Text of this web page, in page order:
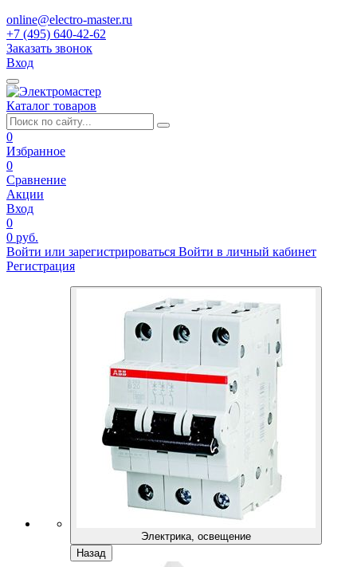
online@electro-master.ru
+7 (495) 640-42-62
Заказать звонок
Вход
Каталог товаров
0
Избранное
0
Сравнение
Акции
Вход
0
0 руб.
Войти или зарегистрироваться Войти в личный кабинет
Регистрация
Электрика, освещение
Назад